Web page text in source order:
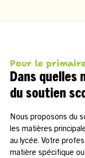
Pour le
Dans quelles
du soutien
Nous proposons du
les matières
au lycée. Votre
matière spécifique